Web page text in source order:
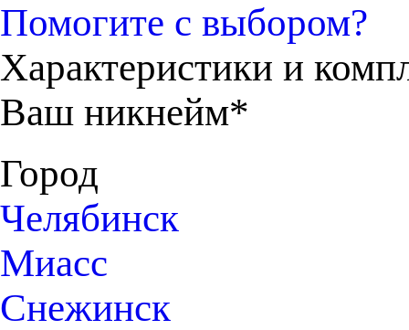
Помогите с выбором?
Характеристики и
Ваш никнейм*
Город
Челябинск
Миасс
Снежинск